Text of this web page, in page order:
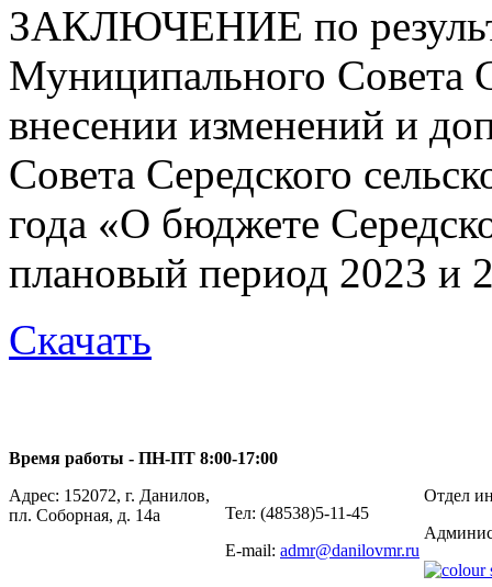
ЗАКЛЮЧЕНИЕ по
Муниципального Совета
внесении изменений и
Совета Середского
года «О бюджете
плановый период 2023 и
Скачать
Время работы - ПН-ПТ 8:00-17:00
Адрес: 152072, г. Данилов,
пл. Соборная, д. 14а
Тел: (48538)5-11-45
E-mail: admr@danilovmr.ru
Отдел